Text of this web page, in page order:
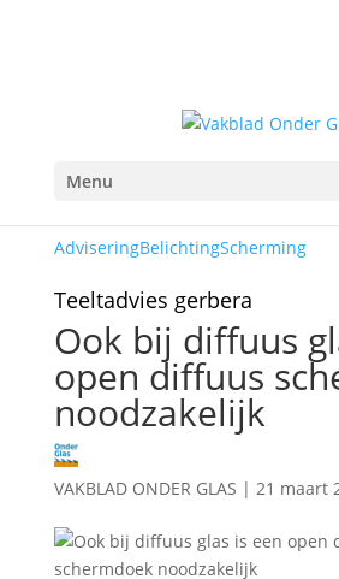
Menu
AdviseringBelichtingScherming
Teeltadvies gerbera
Ook bij diffuus
open diffuus
noodzakelijk
VAKBLAD ONDER GLAS | 21 maart